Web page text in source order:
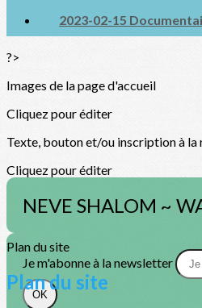
2023-02-15
?>
Images de la page d'accueil
Cliquez pour éditer
Texte, bouton et/ou inscription à la
Cliquez pour éditer
NEVE SHALOM ~
Je m'abonne à la newsletter
OK
Plan du site
Plan du site